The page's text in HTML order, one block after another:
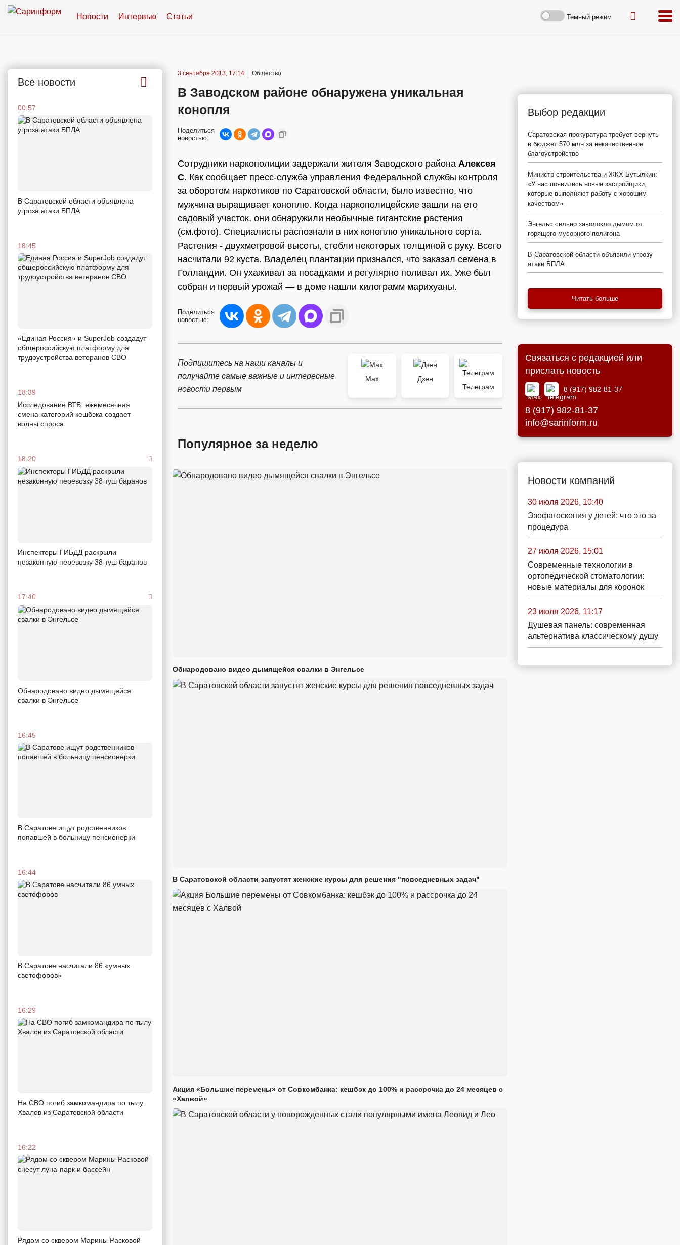
Новости Интервью Статьи Темный режим
Все новости
00:57
В Саратовской области объявлена
угроза атаки БПЛА
18:45
«Единая Россия» и SuperJob создадут
общероссийскую платформу для
трудоустройства ветеранов СВО
18:39
Исследование ВТБ: ежемесячная
смена категорий кешбэка создает
волны спроса
18:20
Инспекторы ГИБДД раскрыли
незаконную перевозку 38 туш баранов
17:40
Обнародовано видео дымящейся
свалки в Энгельсе
16:45
В Саратове ищут родственников
попавшей в больницу пенсионерки
16:44
В Саратове насчитали 86 «умных
светофоров»
16:29
На СВО погиб замкомандира по тылу
Хвалов из Саратовской области
16:22
Рядом со сквером Марины Расковой
3 сентября 2013, 17:14 Общество
В Заводском районе обнаружена уникальная
конопля
Поделиться
новостью:
Сотрудники наркополиции задержали жителя Заводского района Алексея
С. Как сообщает пресс-служба управления Федеральной службы контроля
за оборотом наркотиков по Саратовской области, было известно, что
мужчина выращивает коноплю. Когда наркополицейские зашли на его
садовый участок, они обнаружили необычные гигантские растения
(см.фото). Специалисты распознали в них коноплю уникального сорта.
Растения - двухметровой высоты, стебли некоторых толщиной с руку. Всего
насчитали 92 куста. Владелец плантации признался, что заказал семена в
Голландии. Он ухаживал за посадками и регулярно поливал их. Уже был
собран и первый урожай — в доме нашли килограмм марихуаны.
Поделиться
новостью:
Подпишитесь на наши каналы и
получайте самые важные и интересные
новости первым
Max
Дзен
Телеграм
Популярное за неделю
Обнародовано видео дымящейся свалки в Энгельсе
В Саратовской области запустят женские курсы для решения "повседневных задач"
Акция «Большие перемены» от Совкомбанка: кешбэк до 100% и рассрочка до 24 месяцев с
«Халвой»
Выбор редакции
Саратовская прокуратура требует вернуть
в бюджет 570 млн за некачественное
благоустройство
Министр строительства и ЖКХ Бутылкин:
«У нас появились новые застройщики,
которые выполняют работу с хорошим
качеством»
Энгельс сильно заволокло дымом от
горящего мусорного полигона
В Саратовской области объявили угрозу
атаки БПЛА
Читать больше
Связаться с редакцией или
прислать новость
8 (917) 982-81-37
8 (917) 982-81-37
info@sarinform.ru
Новости компаний
30 июля 2026, 10:40
Эзофагоскопия у детей: что это за
процедура
27 июля 2026, 15:01
Современные технологии в
ортопедической стоматологии:
новые материалы для коронок
23 июля 2026, 11:17
Душевая панель: современная
альтернатива классическому душу